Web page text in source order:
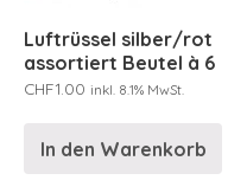
Luftrüssel silber/rot
assortiert Beutel à 6
CHF1.00 inkl. 8.1% MwSt.
In den Warenkorb